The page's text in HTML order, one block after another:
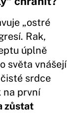
„ostré
Rak,
úplně
světa vnášejí
srdce
na první
zůstat